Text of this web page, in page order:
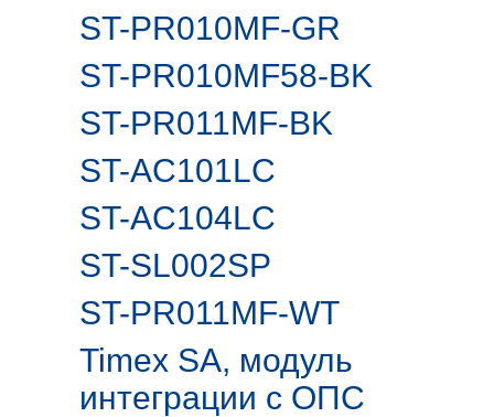
ST-PR010MF-GR
ST-PR010MF58-BK
ST-PR011MF-BK
ST-AC101LC
ST-AC104LC
ST-SL002SP
ST-PR011MF-WT
Timex SA, модуль
интеграции с ОПС